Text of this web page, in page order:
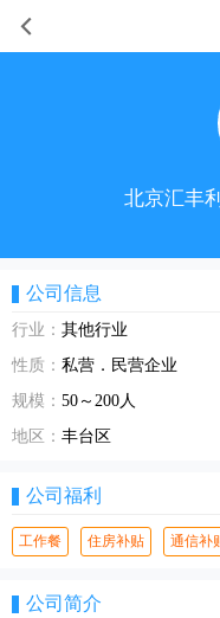
北京汇丰
公司信息
行业： 其他行业
性质： 私营．民营企业
规模： 50～200人
地区： 丰台区
公司福利
工作餐 住房补贴 通信补
公司简介